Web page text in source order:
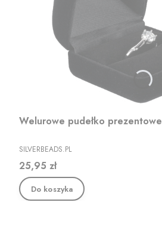
Welurowe pudełko
PRODUCENT
SILVERBEADS.PL
Cena
25,95 zł
Do koszyka